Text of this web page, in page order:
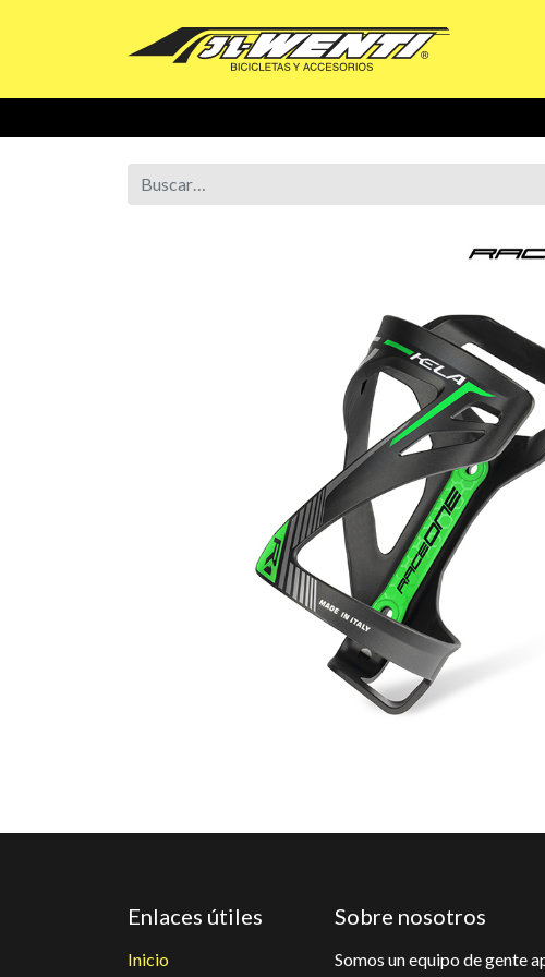
Enlaces útiles
Inicio
Sobre nosotros
Somos un equipo de gente